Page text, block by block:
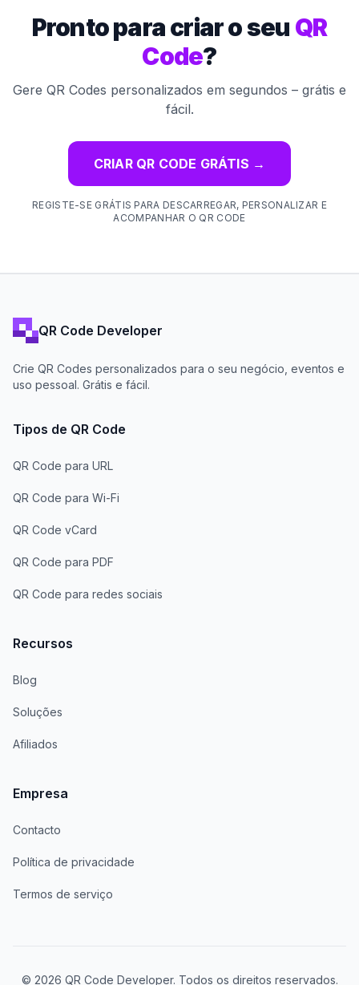
Pronto para criar o seu QR
Code?
Gere QR Codes personalizados em segundos – grátis e
fácil.
CRIAR QR CODE GRÁTIS →
REGISTE-SE GRÁTIS PARA DESCARREGAR, PERSONALIZAR E
ACOMPANHAR O QR CODE
QR Code Developer
Crie QR Codes personalizados para o seu negócio, eventos e
uso pessoal. Grátis e fácil.
Tipos de QR Code
QR Code para URL
QR Code para Wi-Fi
QR Code vCard
QR Code para PDF
QR Code para redes sociais
Recursos
Blog
Soluções
Afiliados
Empresa
Contacto
Política de privacidade
Termos de serviço
© 2026 QR Code Developer. Todos os direitos reservados.